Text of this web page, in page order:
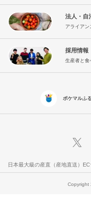
法人・自
アライアン
採用情報
生産者と食
ポケマルふ
日本最大級の産直（産地直送）
Copyright